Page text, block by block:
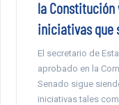
la Constitución
iniciativas que
El secretario de
aprobado en la
Senado sigue
iniciativas tales